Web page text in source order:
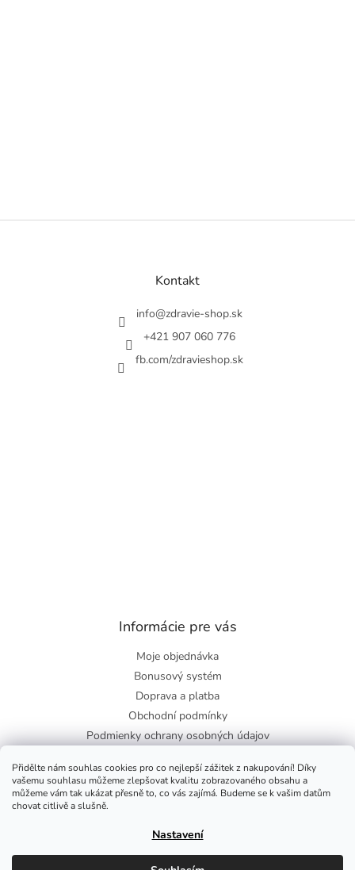
Přidělte nám souhlas cookies pro co nejlepší zážitek z nakupování! Díky
vašemu souhlasu můžeme zlepšovat kvalitu zobrazovaného obsahu a
můžeme vám tak ukázat přesně to, co vás zajímá. Budeme se k vašim datům
chovat citlivě a slušně.
Nastavení
Z
Kontakt
info@zdravie-shop.sk
+421 907 060 776
fb.com/zdravieshop.sk
Informácie pre vás
Moje objednávka
Bonusový systém
Doprava a platba
Obchodní podmínky
Podmienky ochrany osobných údajov
Blog
Facebook